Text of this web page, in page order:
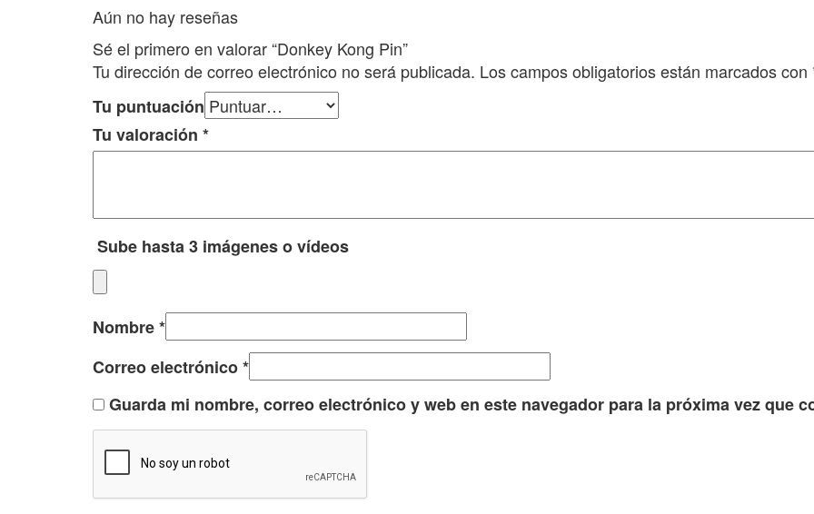
Aún no hay reseñas
Sé el primero en valorar “Donkey Kong Pin”
Tu dirección de correo electrónico no será publicada. Los campos obligatorios están marcados con
Tu puntuación
Tu valoración *
Sube hasta 3 imágenes o vídeos
Nombre*
Correo electrónico*
Guarda mi nombre, correo electrónico y web en este navegador para la próxima vez que